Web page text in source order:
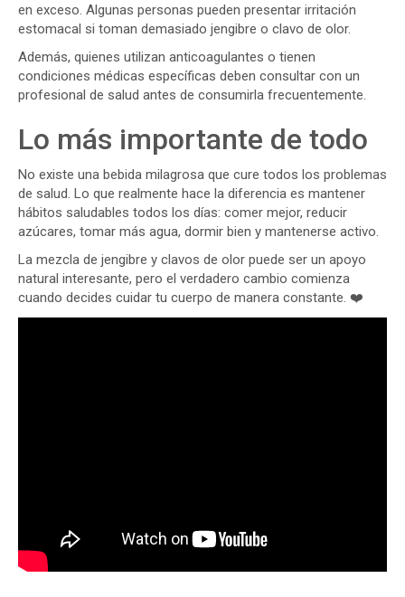
en exceso. Algunas personas pueden presentar irritación
estomacal si toman demasiado jengibre o clavo de olor.
Además, quienes utilizan anticoagulantes o tienen
condiciones médicas específicas deben consultar con un
profesional de salud antes de consumirla frecuentemente.
Lo más importante de todo
No existe una bebida milagrosa que cure todos los problemas
de salud. Lo que realmente hace la diferencia es mantener
hábitos saludables todos los días: comer mejor, reducir
azúcares, tomar más agua, dormir bien y mantenerse activo.
La mezcla de jengibre y clavos de olor puede ser un apoyo
natural interesante, pero el verdadero cambio comienza
cuando decides cuidar tu cuerpo de manera constante. ❤️